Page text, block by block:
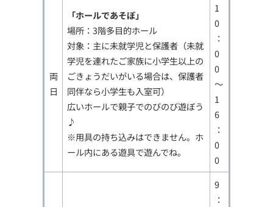
両
日
「ホールであそぼ」
場所：3階多目的ホール
対象：主に未就学児と保護者（未就
学児を連れたご家族に小学生以上の
ごきょうだいがいる場合は、保護者
同伴なら小学生も入室可）
広いホールで親子でのびのび遊ぼう
♪
※用具の持ち込みはできません。ホ
ール内にある遊具で遊んでね。
1
0
：
0
0
～
1
6
：
0
0
9
：